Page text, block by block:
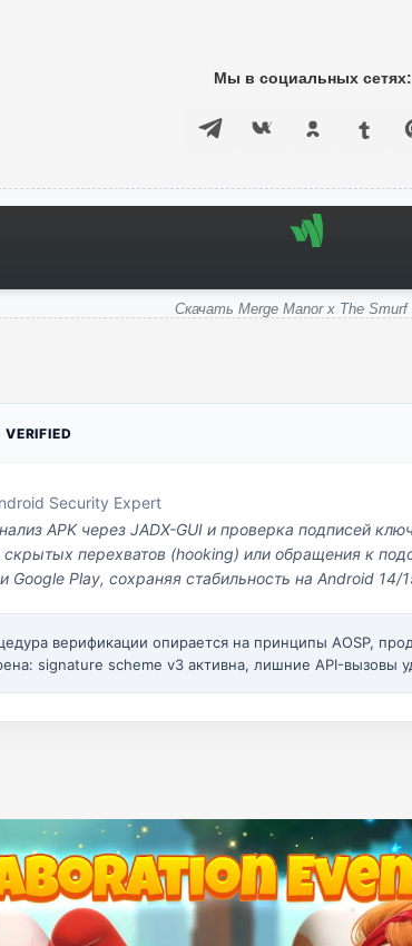
Мы в социальных сетях:
Скачать Merge Manor x The Smurf
Security Expert
APK через JADX-GUI и проверка подписей
перехватов (hooking) или обращения к
Google Play, сохраняя стабильность на Android 14/
верификации опирается на принципы AOSP,
signature scheme v3 активна, лишние API-вызовы